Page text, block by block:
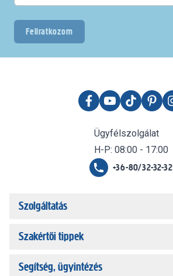
Feliratkozom
Ügyfélszolgálat
H-P: 08:00 - 17:00
+36-80/32-32-32
Szolgáltatás
Szakértői tippek
Segítség, ügyintézés